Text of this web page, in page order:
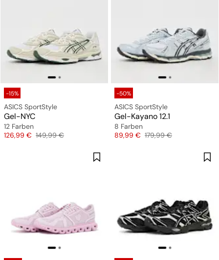
-15%
ASICS SportStyle
Gel-NYC
12 Farben
Preis
126,99 € Originalpreis
149,99 €
-50%
ASICS SportStyle
Gel-Kayano 12.1
8 Farben
Preis
89,99 € Originalpreis
179,99 €